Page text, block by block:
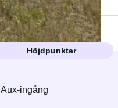
Höjdpunkter
Aux-ingång